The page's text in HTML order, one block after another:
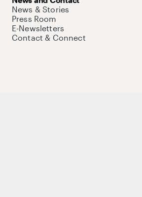
News & Stories
Press Room
E-Newsletters
Contact & Connect